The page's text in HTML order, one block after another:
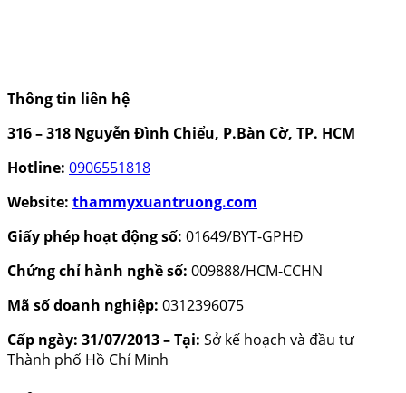
Thông tin liên hệ
316 – 318 Nguyễn Đình Chiểu, P.Bàn Cờ, TP. HCM
Hotline: 0906551818
Website: thammyxuantruong.com
Giấy phép hoạt động số: 01649/BYT-GPHĐ
Chứng chỉ hành nghề số: 009888/HCM-CCHN
Mã số doanh nghiệp: 0312396075
Cấp ngày: 31/07/2013 – Tại: Sở kế hoạch và đầu tư
Thành phố Hồ Chí Minh